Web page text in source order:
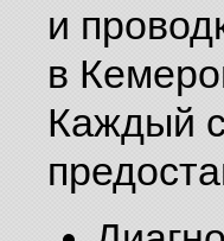
и
в
Каждый